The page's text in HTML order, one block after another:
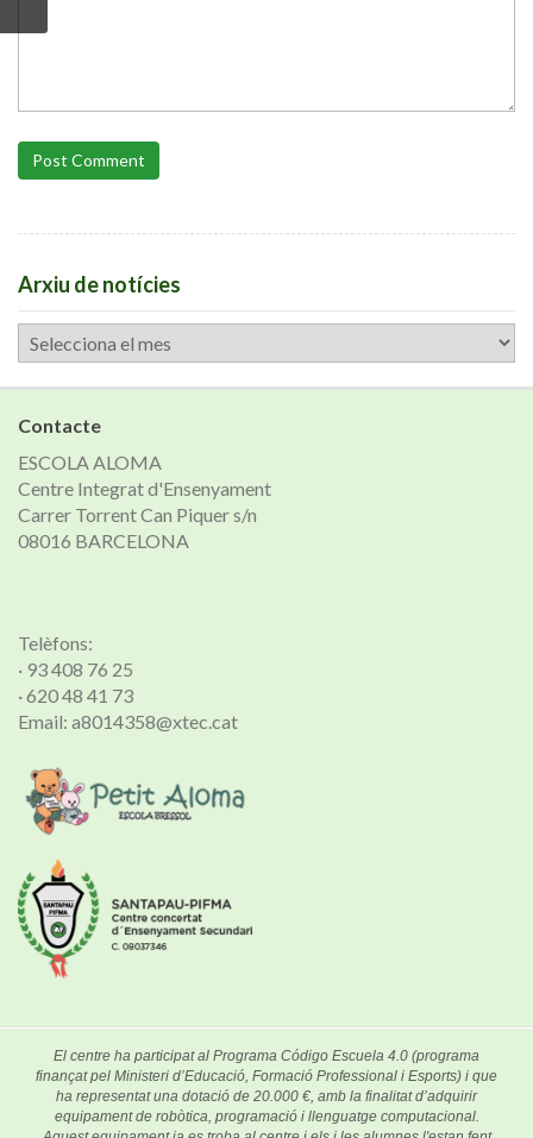
Post Comment
Arxiu de notícies
Arxiu
de
notícies
Contacte
ESCOLA ALOMA
Centre Integrat d'Ensenyament
Carrer Torrent Can Piquer s/n
08016 BARCELONA
Telèfons:
· 93 408 76 25
· 620 48 41 73
Email: a8014358@xtec.cat
El centre ha participat al Programa Código Escuela 4.0 (programa
finançat pel Ministeri d’Educació, Formació Professional i Esports) i que
ha representat una dotació de 20.000 €, amb la finalitat d’adquirir
equipament de robòtica, programació i llenguatge computacional.